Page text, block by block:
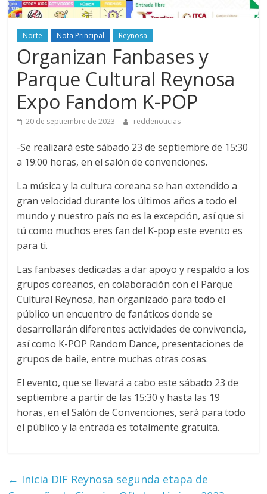
Norte Nota Principal Reynosa
Organizan Fanbases y
Parque Cultural Reynosa
Expo Fandom K-POP
20 de septiembre de 2023 reddenoticias
-Se realizará este sábado 23 de septiembre de 15:30
a 19:00 horas, en el salón de convenciones.
La música y la cultura coreana se han extendido a
gran velocidad durante los últimos años a todo el
mundo y nuestro país no es la excepción, así que si
tú como muchos eres fan del K-pop este evento es
para ti.
Las fanbases dedicadas a dar apoyo y respaldo a los
grupos coreanos, en colaboración con el Parque
Cultural Reynosa, han organizado para todo el
público un encuentro de fanáticos donde se
desarrollarán diferentes actividades de convivencia,
así como K-POP Random Dance, presentaciones de
grupos de baile, entre muchas otras cosas.
El evento, que se llevará a cabo este sábado 23 de
septiembre a partir de las 15:30 y hasta las 19
horas, en el Salón de Convenciones, será para todo
el público y la entrada es totalmente gratuita.
← Inicia DIF Reynosa segunda etapa de